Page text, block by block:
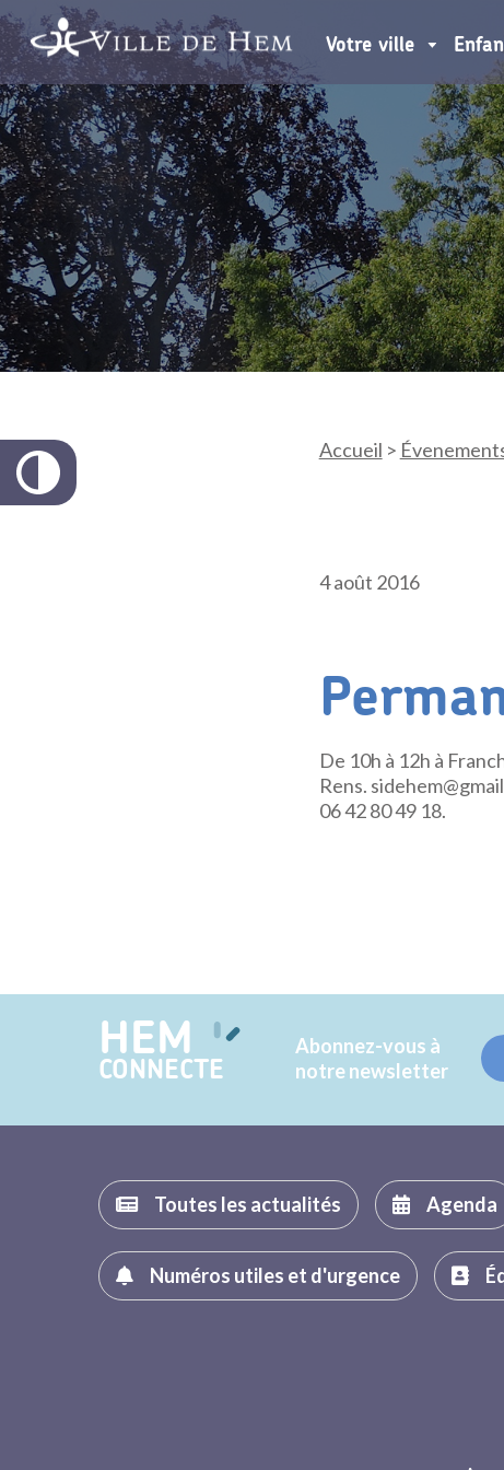
Votre ville
Accueil >
4 août 2016
De 10h à 12h à
Rens.
06 42 80 49 18.
HEM
CONNECTE
Abonnez-vous à
notre newsletter
Toutes les actualités Agenda
Numéros utiles et d'urgence